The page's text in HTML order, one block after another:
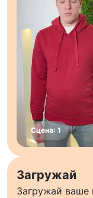
Загружай
Загружай ваше